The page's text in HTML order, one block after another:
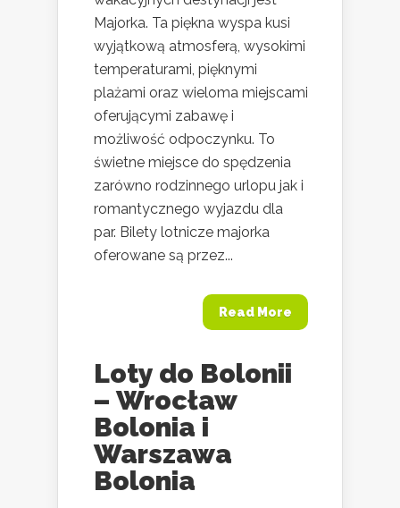
Majorka. Ta piękna wyspa kusi
wyjątkową atmosferą, wysokimi
temperaturami, pięknymi
plażami oraz wieloma miejscami
oferującymi zabawę i
możliwość odpoczynku. To
świetne miejsce do spędzenia
zarówno rodzinnego urlopu jak i
romantycznego wyjazdu dla
par. Bilety lotnicze majorka
oferowane są przez...
Read More
Loty do Bolonii
– Wrocław
Bolonia i
Warszawa
Bolonia